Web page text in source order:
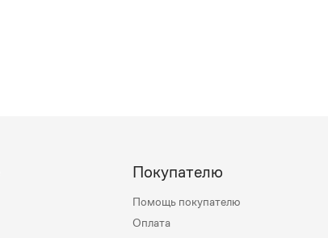
Покупателю
Помощь покупателю
Оплата